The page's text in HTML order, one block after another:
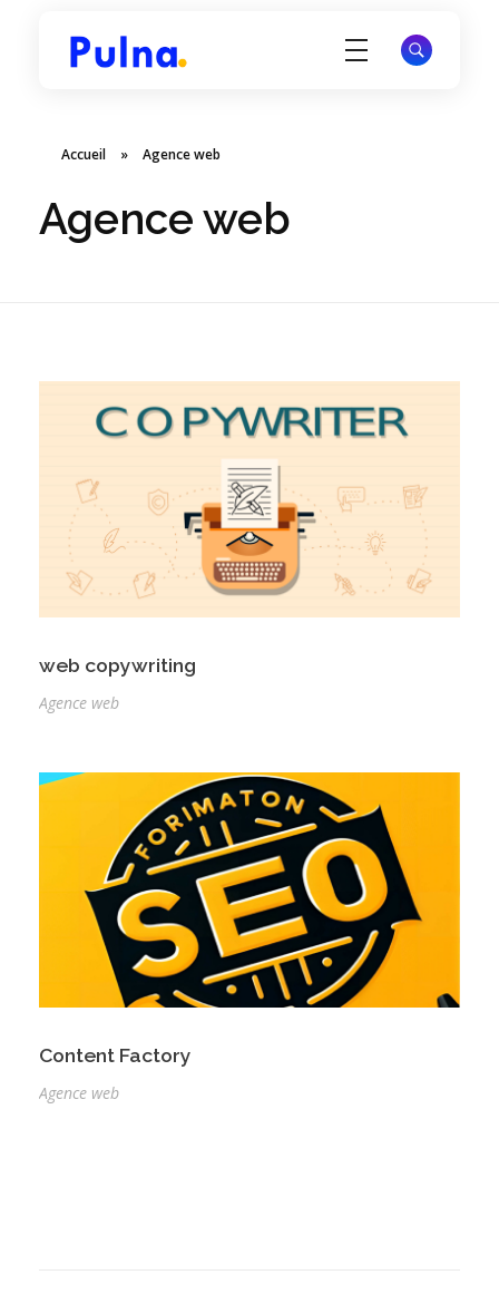
Accueil » Agence web
Agence web
web copywriting
Agence web
Content Factory
Agence web